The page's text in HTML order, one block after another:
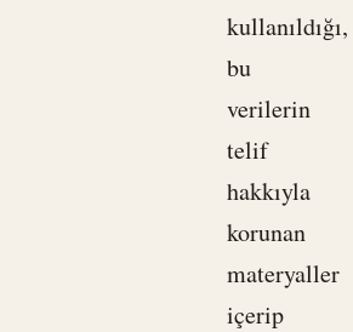
kullanıldığı,
bu
verilerin
telif
hakkıyla
korunan
materyaller
içerip